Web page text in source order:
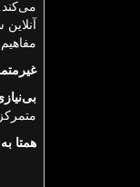
همتا